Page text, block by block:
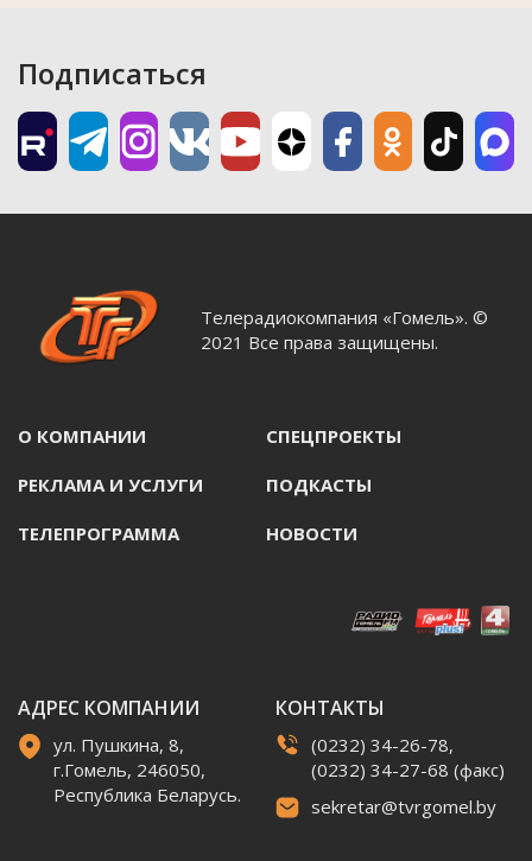
Подписаться
Телерадиокомпания «Гомель». ©
2021 Все права защищены.
О КОМПАНИИ СПЕЦПРОЕКТЫ
РЕКЛАМА И УСЛУГИ ПОДКАСТЫ
ТЕЛЕПРОГРАММА НОВОСТИ
АДРЕС КОМПАНИИ
ул. Пушкина, 8,
г.Гомель, 246050,
Республика Беларусь.
КОНТАКТЫ
(0232) 34-26-78,
(0232) 34-27-68 (факс)
sekretar@tvrgomel.by